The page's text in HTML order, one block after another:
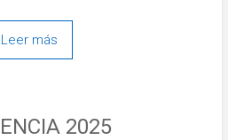
Leer más
2025